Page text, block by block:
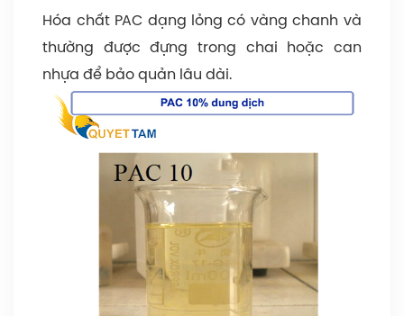
Hóa chất PAC dạng lỏng có vàng chanh và
thường được đựng trong chai hoặc can
nhựa để bảo quản lâu dài.